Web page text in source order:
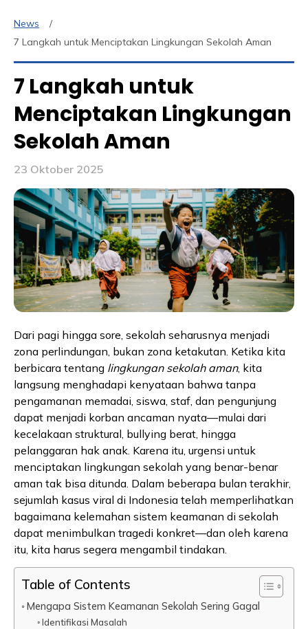
News
7 Langkah untuk Menciptakan Lingkungan Sekolah Aman
7 Langkah untuk
Menciptakan Lingkungan
Sekolah Aman
23 Oktober 2025
Dari pagi hingga sore, sekolah seharusnya menjadi
zona perlindungan, bukan zona ketakutan. Ketika kita
berbicara tentang lingkungan sekolah aman, kita
langsung menghadapi kenyataan bahwa tanpa
pengamanan memadai, siswa, staf, dan pengunjung
dapat menjadi korban ancaman nyata—mulai dari
kecelakaan struktural, bullying berat, hingga
pelanggaran hak anak. Karena itu, urgensi untuk
menciptakan lingkungan sekolah yang benar-benar
aman tak bisa ditunda. Dalam beberapa bulan terakhir,
sejumlah kasus viral di Indonesia telah memperlihatkan
bagaimana kelemahan sistem keamanan di sekolah
dapat menimbulkan tragedi konkret—dan oleh karena
itu, kita harus segera mengambil tindakan.
Table of Contents
Mengapa Sistem Keamanan Sekolah Sering Gagal
Identifikasi Masalah